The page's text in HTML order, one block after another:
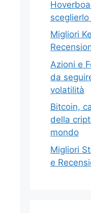
Migliori
Azioni e
da
volatilità
Bitcoin,
della
mondo
Migliori
e